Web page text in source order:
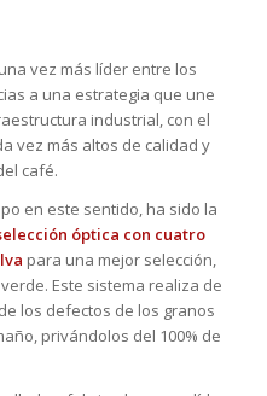
vez más líder entre los
a una estrategia que une
industrial, con el
vez más altos de calidad y
café.
en este sentido, ha sido la
óptica con cuatro
para una mejor selección,
Este sistema realiza de
los defectos de los granos
privándolos del 100% de